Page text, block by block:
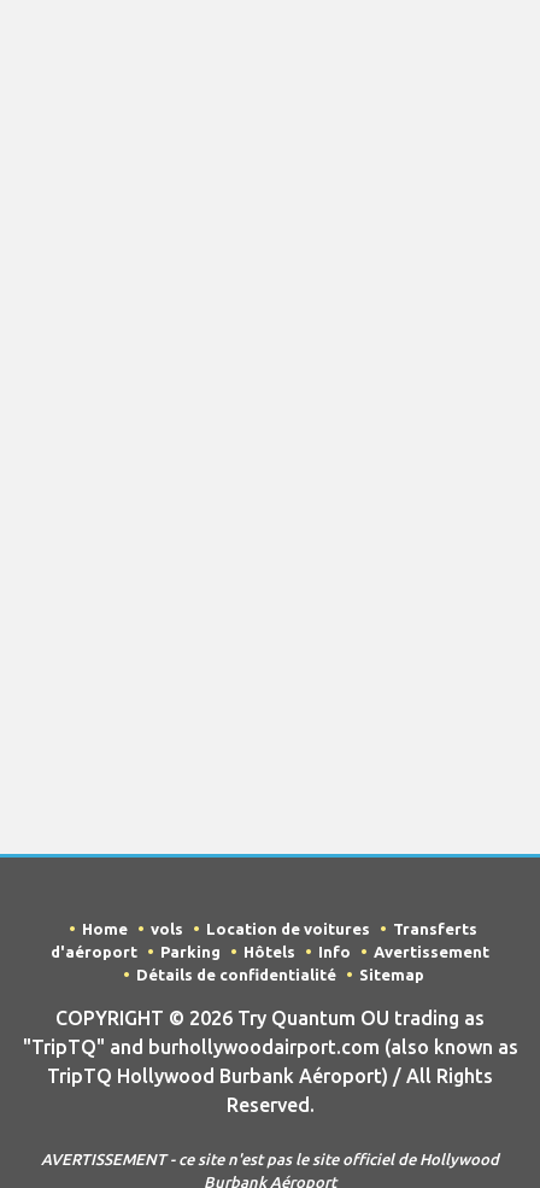
Home vols Location de voitures
Transferts
d'aéroport
Parking Hôtels Info
Avertissement
Détails de confidentialité
Sitemap
COPYRIGHT © 2026 Try Quantum OU trading as
"TripTQ" and burhollywoodairport.com (also known as
TripTQ Hollywood Burbank Aéroport) / All Rights
Reserved.
AVERTISSEMENT - ce site n'est pas le site officiel de Hollywood
Burbank Aéroport